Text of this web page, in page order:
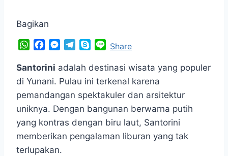
Bagikan
W
a
t
A
p
p
c
e
b
o
o
k
M
s
s
n
g
e
r
l
e
a
m
y
p
e
n
e
Share
Santorini adalah destinasi wisata yang populer
di Yunani. Pulau ini terkenal karena
pemandangan spektakuler dan arsitektur
uniknya. Dengan bangunan berwarna putih
yang kontras dengan biru laut, Santorini
memberikan pengalaman liburan yang tak
terlupakan.